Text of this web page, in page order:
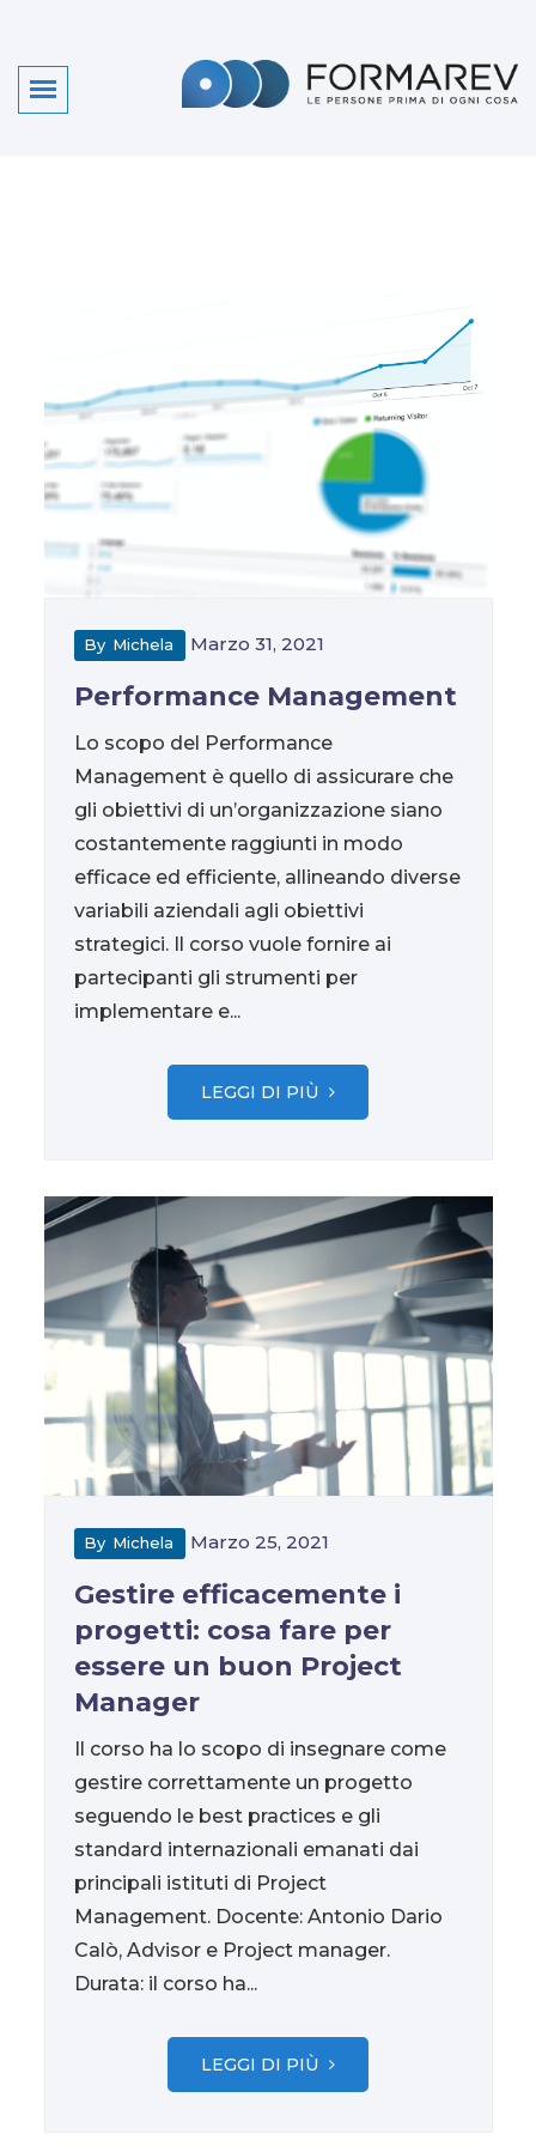
By Michela Marzo 31, 2021
Performance Management
Lo scopo del Performance
Management è quello di assicurare che
gli obiettivi di un’organizzazione siano
costantemente raggiunti in modo
efficace ed efficiente, allineando diverse
variabili aziendali agli obiettivi
strategici. Il corso vuole fornire ai
partecipanti gli strumenti per
implementare e...
LEGGI DI PIÙ
By Michela Marzo 25, 2021
Gestire efficacemente i
progetti: cosa fare per
essere un buon Project
Manager
Il corso ha lo scopo di insegnare come
gestire correttamente un progetto
seguendo le best practices e gli
standard internazionali emanati dai
principali istituti di Project
Management. Docente: Antonio Dario
Calò, Advisor e Project manager.
Durata: il corso ha...
LEGGI DI PIÙ